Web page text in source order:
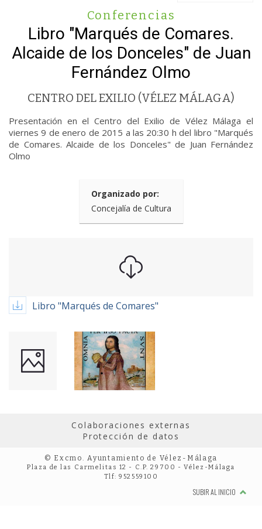
Conferencias
Libro "Marqués de Comares.
Alcaide de los Donceles" de Juan
Fernández Olmo
CENTRO DEL EXILIO (VÉLEZ MÁLAGA)
Presentación en el Centro del Exilio de Vélez Málaga el
viernes 9 de enero de 2015 a las 20:30 h del libro "Marqués
de Comares. Alcaide de los Donceles" de Juan Fernández
Olmo
Organizado por:
Concejalía de Cultura
Libro "Marqués de Comares"
Colaboraciones externas
Protección de datos
© Excmo. Ayuntamiento de Vélez-Málaga
Plaza de las Carmelitas 12 - C.P. 29700 - Vélez-Málaga
Tlf: 952559100
SUBIR AL INICIO